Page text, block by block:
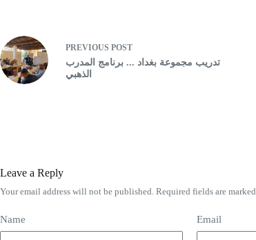
PREVIOUS POST
تدريب مجموعة بغداد ... برنامج المدرب
الذهبي
Leave a Reply
Your email address will not be published. Required fields are marked
Name Email